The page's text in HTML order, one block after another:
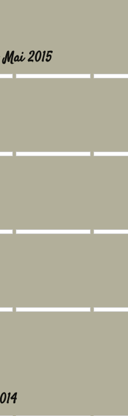
2015